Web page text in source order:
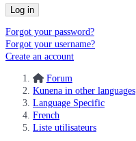
Log in
Forgot your password?
Forgot your username?
Create an account
Forum
Kunena in other languages
Language Specific
French
Liste utilisateurs